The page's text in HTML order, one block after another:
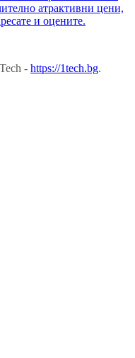
атрактивни цени,
и оцените.
- https://1tech.bg.